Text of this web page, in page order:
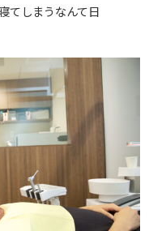
てしまうなんて日